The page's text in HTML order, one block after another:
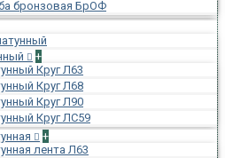
бронзовая БрОФ
+
Круг Л63
Круг Л68
Круг Л90
Круг ЛС59
+
лента Л63